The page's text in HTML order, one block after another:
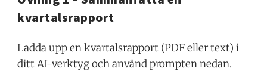
kvartalsrapport
Ladda upp en kvartalsrapport (PDF eller text) i
ditt AI-verktyg och använd prompten nedan.